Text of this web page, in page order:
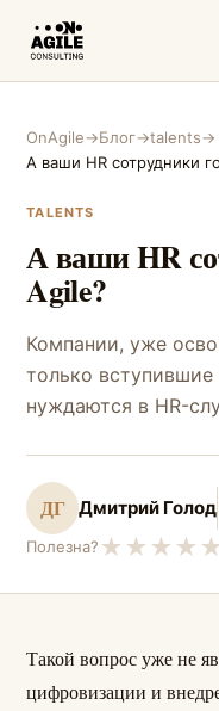
OnAgile→Блог→talents→
А ваши HR сотрудники
TALENTS
А ваши HR
Agile?
Компании, уже
только
нуждаются в HR-
ДГ Дмитрий Голод
Полезна? ★ ★ ★ ★ ★
Такой вопрос уже не
цифровизации и